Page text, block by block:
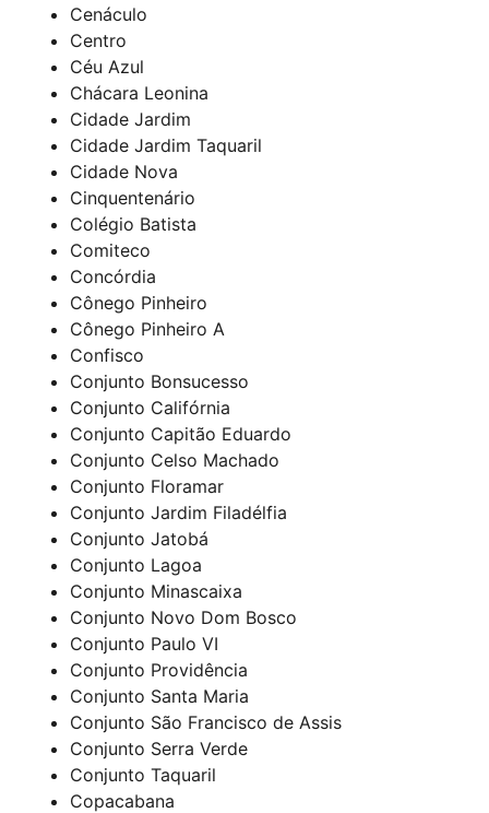
Cenáculo
Centro
Céu Azul
Chácara Leonina
Cidade Jardim
Cidade Jardim Taquaril
Cidade Nova
Cinquentenário
Colégio Batista
Comiteco
Concórdia
Cônego Pinheiro
Cônego Pinheiro A
Confisco
Conjunto Bonsucesso
Conjunto Califórnia
Conjunto Capitão Eduardo
Conjunto Celso Machado
Conjunto Floramar
Conjunto Jardim Filadélfia
Conjunto Jatobá
Conjunto Lagoa
Conjunto Minascaixa
Conjunto Novo Dom Bosco
Conjunto Paulo VI
Conjunto Providência
Conjunto Santa Maria
Conjunto São Francisco de Assis
Conjunto Serra Verde
Conjunto Taquaril
Copacabana